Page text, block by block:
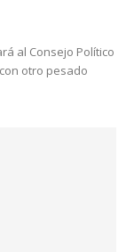
al Consejo Político
otro pesado